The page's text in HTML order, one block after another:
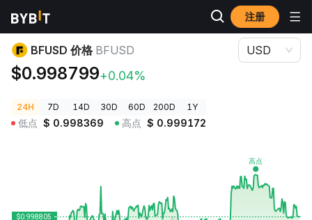
注册
加密货币价格
BFUSD 价格 BFUSD
$0.998799+0.04%
USD
24H 7D 14D 30D 60D 200D 1Y
低点 $ 0.998369 高点 $ 0.999172